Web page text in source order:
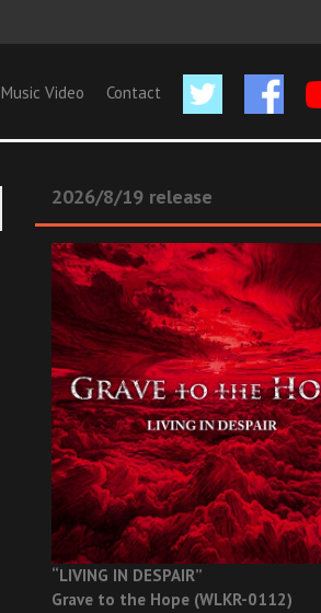
Music Video Contact
2026/8/19 release
“LIVING IN DESPAIR”
Grave to the Hope (WLKR-0112)